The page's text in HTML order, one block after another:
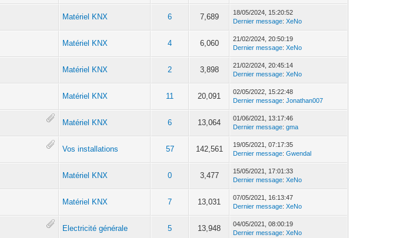
Matériel KNX 6 7,689
18/05/2024, 15:20:52
Dernier message:XeNo
Matériel KNX 4 6,060
21/02/2024, 20:50:19
Dernier message:XeNo
Matériel KNX 2 3,898
21/02/2024, 20:45:14
Dernier message:XeNo
Matériel KNX 11 20,091
02/05/2022, 15:22:48
Dernier message:Jonathan007
Matériel KNX 6 13,064
01/06/2021, 13:17:46
Dernier message:gma
Vos installations 57 142,561
19/05/2021, 07:17:35
Dernier message:Gwendal
Matériel KNX 0 3,477
15/05/2021, 17:01:33
Dernier message:XeNo
Matériel KNX 7 13,031
07/05/2021, 16:13:47
Dernier message:XeNo
Electricité générale 5 13,948
04/05/2021, 08:00:19
Dernier message:XeNo